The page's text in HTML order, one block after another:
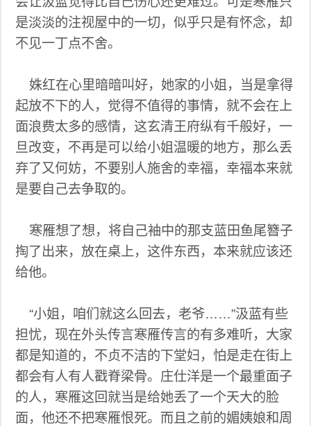
是淡淡的注视屋中的一切，似乎只是有怀念，却
不见一丁点不舍。
姝红在心里暗暗叫好，她家的小姐，当是拿得
起放不下的人，觉得不值得的事情，就不会在上
面浪费太多的感情，这玄清王府纵有千般好，一
旦改变，不再是可以给小姐温暖的地方，那么丢
弃了又何妨，不要别人施舍的幸福，幸福本来就
是要自己去争取的。
寒雁想了想，将自己袖中的那支蓝田鱼尾簪子
掏了出来，放在桌上，这件东西，本来就应该还
给他。
“小姐，咱们就这么回去，老爷……”汲蓝有些
担忧，现在外头传言寒雁传言的有多难听，大家
都是知道的，不贞不洁的下堂妇，怕是走在街上
都会有人有人戳脊梁骨。庄仕洋是一个最重面子
的人，寒雁这回就当是给她丢了一个天大的脸
面，他还不把寒雁恨死。而且之前的媚姨娘和周